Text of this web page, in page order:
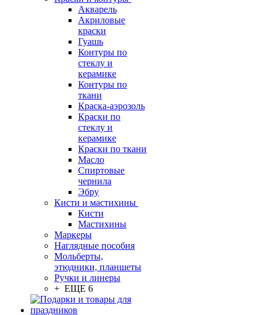
Акварель
Акриловые
краски
Гуашь
Контуры по
стеклу и
керамике
Контуры по
ткани
Краска-аэрозоль
Краски по
стеклу и
керамике
Краски по ткани
Масло
Спиртовые
чернила
Эбру
Кисти и мастихины
Кисти
Мастихины
Маркеры
Наглядные пособия
Мольберты,
этюдники, планшеты
Ручки и линеры
+ ЕЩЕ 6